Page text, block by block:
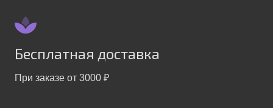
Бесплатная доставка
При заказе от 3000 ₽